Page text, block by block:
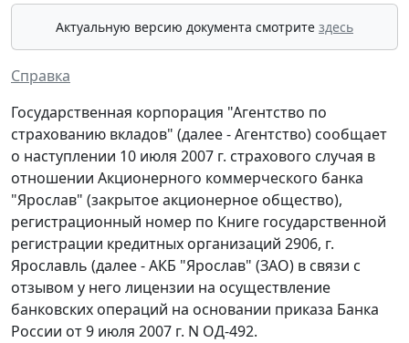
Актуальную версию документа смотрите здесь
Справка
Государственная корпорация "Агентство по
страхованию вкладов" (далее - Агентство) сообщает
о наступлении 10 июля 2007 г. страхового случая в
отношении Акционерного коммерческого банка
"Ярослав" (закрытое акционерное общество),
регистрационный номер по Книге государственной
регистрации кредитных организаций 2906, г.
Ярославль (далее - АКБ "Ярослав" (ЗАО) в связи с
отзывом у него лицензии на осуществление
банковских операций на основании приказа Банка
России от 9 июля 2007 г. N ОД-492.